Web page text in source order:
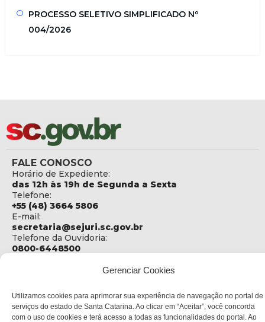
Gerenciar Cookies
Utilizamos cookies para aprimorar sua experiência de navegação no portal de
serviços do estado de Santa Catarina. Ao clicar em “Aceitar”, você concorda
com o uso de cookies e terá acesso a todas as funcionalidades do portal. Ao
PROCESSO SELETIVO SIMPLIFICADO Nº
004/2026
FALE CONOSCO
Horário de Expediente:
das 12h às 19h de Segunda a Sexta
Telefone:
+55 (48) 3664 5806
E-mail:
secretaria@sejuri.sc.gov.br
Telefone da Ouvidoria:
0800-6448500
Social
Rua Fúlvio Aducci, 1214 - Loja 06